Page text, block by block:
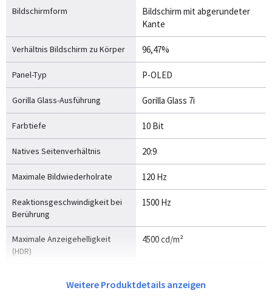
Bildschirmform
Bildschirm mit abgerundeter
Kante
Verhältnis Bildschirm zu Körper 96,47%
Panel-Typ P-OLED
Gorilla Glass-Ausführung Gorilla Glass 7i
Farbtiefe 10 Bit
Natives Seitenverhältnis 20:9
Maximale Bildwiederholrate 120 Hz
Reaktionsgeschwindigkeit bei
Berührung
1500 Hz
Maximale Anzeigehelligkeit
(HDR)
4500 cd/m²
Weitere Produktdetails anzeigen